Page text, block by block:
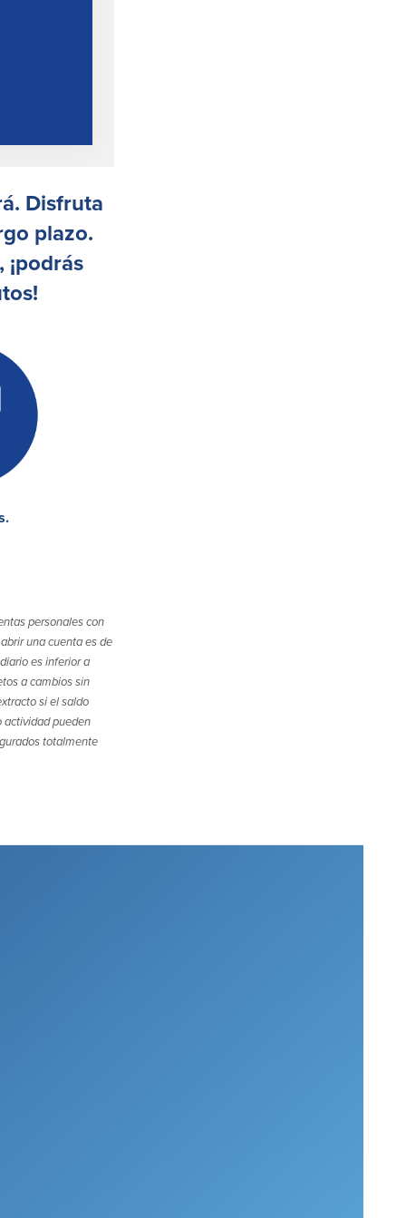
Disfruta
plazo.
personales con
una cuenta es de
es inferior a
a cambios sin
si el saldo
actividad pueden
totalmente